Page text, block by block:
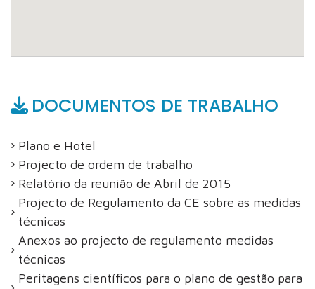
DOCUMENTOS DE TRABALHO
Plano e Hotel
Projecto de ordem de trabalho
Relatório da reunião de Abril de 2015
Projecto de Regulamento da CE sobre as medidas
técnicas
Anexos ao projecto de regulamento medidas
técnicas
Peritagens científicos para o plano de gestão para